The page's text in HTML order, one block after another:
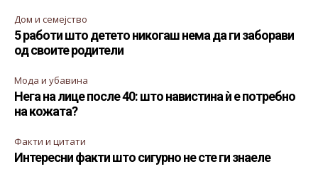
Дом и семејство
5 работи што детето никогаш нема да ги заборави
од своите родители
Мода и убавина
Нега на лице после 40: што навистина ѝ е потребно
на кожата?
Факти и цитати
Интересни факти што сигурно не сте ги знаеле